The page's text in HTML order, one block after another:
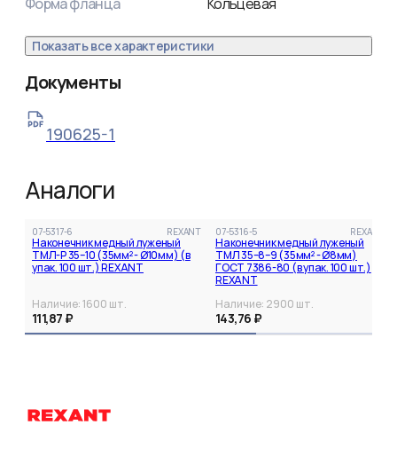
Показать все характеристики
Документы
190625-1
Аналоги
07-5317-6 REXANT
Наконечник медный луженый
ТМЛ-Р 35–10 (35мм² - Ø10мм) (в
упак. 100 шт.) REXANT
Наличие:1600 шт.
111,87 ₽
07-5316-5 REXANT
Наконечник медный луженый
ТМЛ 35–8–9 (35мм² - Ø8мм)
ГОСТ 7386-80 (в упак. 100 шт.)
REXANT
Наличие: 2900 шт.
143,76 ₽